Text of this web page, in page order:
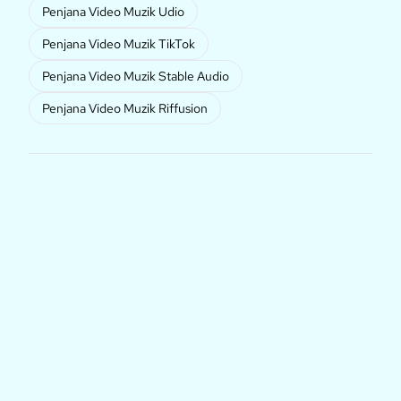
Penjana Video Muzik Udio
Penjana Video Muzik TikTok
Penjana Video Muzik Stable Audio
Penjana Video Muzik Riffusion